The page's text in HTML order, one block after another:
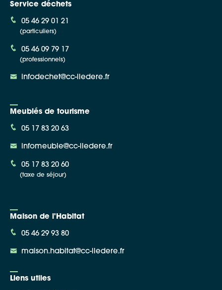
Service déchets
05 46 29 01 21
(particuliers)
05 46 09 79 17
(professionnels)
infodechet@cc-iledere.fr
Meublés de tourisme
05 17 83 20 63
infomeuble@cc-iledere.fr
05 17 83 20 60
(taxe de séjour)
Maison de l'Habitat
05 46 29 93 80
maison.habitat@cc-iledere.fr
Liens utiles